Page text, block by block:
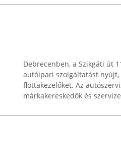
Debrecenben, a Szikgáti út
autóipari szolgáltatást
flottakezelőket. Az
márkakereskedők és